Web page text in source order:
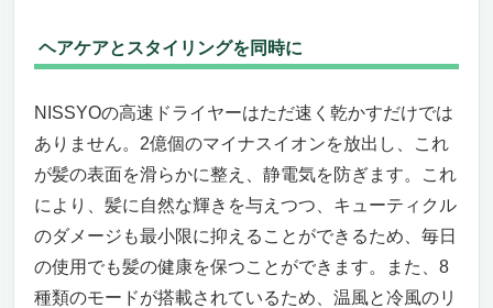
ヘアケアとスタイリングを同時に
NISSYOの高速ドライヤーはただ速く乾かすだけでは
ありません。2億個のマイナスイオンを放出し、これ
が髪の表面を滑らかに整え、静電気を防ぎます。これ
により、髪に自然な輝きを与えつつ、キューティクル
のダメージも最小限に抑えることができるため、毎日
の使用でも髪の健康を保つことができます。また、8
種類のモードが搭載されているため、温風と冷風のリ